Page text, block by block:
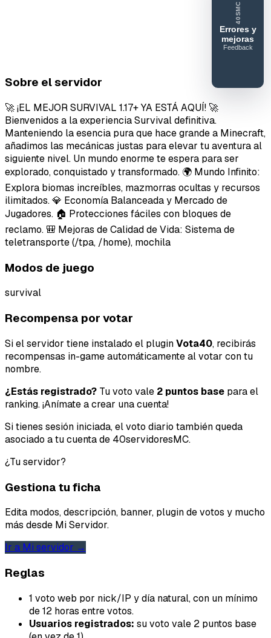
Sobre el servidor
🚀 ¡EL MEJOR SURVIVAL 1.17+ YA ESTÁ AQUÍ! 🚀
Bienvenidos a la experiencia Survival definitiva.
Manteniendo la esencia pura que hace grande a Minecraft,
añadimos las mecánicas justas para elevar tu aventura al
siguiente nivel. Un mundo enorme te espera para ser
explorado, conquistado y transformado. 🌍 Mundo Infinito:
Explora biomas increíbles, mazmorras ocultas y recursos
ilimitados. 💎 Economía Balanceada y Mercado de
Jugadores. 🏠 Protecciones fáciles con bloques de
reclamo. 🎒 Mejoras de Calidad de Vida: Sistema de
teletransporte (/tpa, /home), mochila
Modos de juego
survival
Recompensa por votar
Si el servidor tiene instalado el pluginVota40, recibirás
recompensas in-game automáticamente al votar con tu
nombre.
¿Estás registrado? Tu voto vale 2 puntos base para el
ranking. ¡Anímate a crear una cuenta!
Si tienes sesión iniciada, el voto diario también queda
asociado a tu cuenta de 40servidoresMC.
¿Tu servidor?
Gestiona tu ficha
Edita modos, descripción, banner, plugin de votos y mucho
más desde Mi Servidor.
Ir a Mi servidor →
Reglas
1 voto web por nick/IP y día natural, con un mínimo
de 12 horas entre votos.
Usuarios registrados: su voto vale 2 puntos base
40SMC
Errores y
mejoras
Feedback
error o
mejora
Lo que falla
Email
Enviar feedback